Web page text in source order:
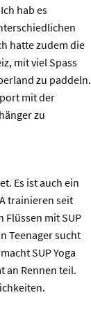
hab es
hatte zudem die
mit viel Spass
zu paddeln.
mit der
zu
Es ist auch ein
trainieren seit
mit SUP
Teenager sucht
SUP Yoga
an Rennen teil.